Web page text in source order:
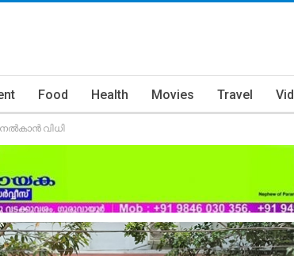
Food Health Movies Travel
നൽകാൻ വിധി